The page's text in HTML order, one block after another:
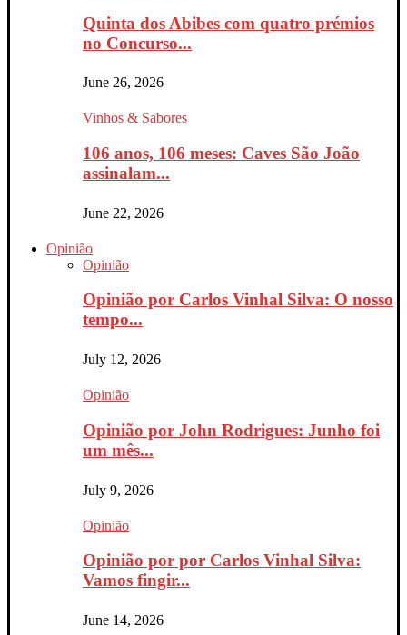
Quinta dos Abibes com quatro prémios
no Concurso...
June 26, 2026
Vinhos & Sabores
106 anos, 106 meses: Caves São João
assinalam...
June 22, 2026
Opinião
Opinião
Opinião por Carlos Vinhal Silva: O nosso
tempo...
July 12, 2026
Opinião
Opinião por John Rodrigues: Junho foi
um mês...
July 9, 2026
Opinião
Opinião por por Carlos Vinhal Silva:
Vamos fingir...
June 14, 2026